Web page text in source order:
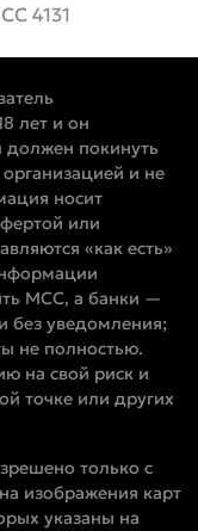
4131
лет и он
должен покинуть
и не
носит
или
«как есть»
MCC, а банки —
без уведомления;
не полностью.
на свой риск и
точке или других
только с
изображения карт
указаны на